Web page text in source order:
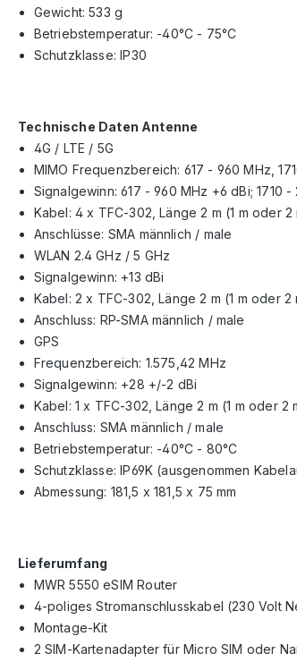
Gewicht: 533 g
Betriebstemperatur: -40°C - 75°C
Schutzklasse: IP30
Technische Daten Antenne
4G / LTE / 5G
MIMO Frequenzbereich: 617 - 960 MHz,
Signalgewinn: 617 - 960 MHz +6 dBi; 1710
Kabel: 4 x TFC-302, Länge 2 m (1 m oder
Anschlüsse: SMA männlich / male
WLAN 2.4 GHz / 5 GHz
Signalgewinn: +13 dBi
Kabel: 2 x TFC-302, Länge 2 m (1 m oder
Anschluss: RP-SMA männlich / male
GPS
Frequenzbereich: 1.575,42 MHz
Signalgewinn: +28 +/-2 dBi
Kabel: 1 x TFC-302, Länge 2 m (1 m oder
Anschluss: SMA männlich / male
Betriebstemperatur: -40°C - 80°C
Schutzklasse: IP69K (ausgenommen
Abmessung: 181,5 x 181,5 x 75 mm
Lieferumfang
MWR 5550 eSIM Router
4-poliges Stromanschlusskabel (230 Volt
Montage-Kit
2 SIM-Kartenadapter für Micro SIM oder